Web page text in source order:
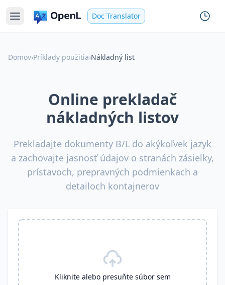
Doc Translator
Domov›Príklady použitia›Nákladný list
Online prekladač
nákladných listov
Prekladajte dokumenty B/L do akýkoľvek jazyk
a zachovajte jasnosť údajov o stranách zásielky,
prístavoch, prepravných podmienkach a
detailoch kontajnerov
Kliknite alebo presuňte súbor sem